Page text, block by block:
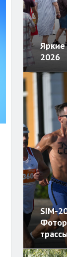
2026
SIM-